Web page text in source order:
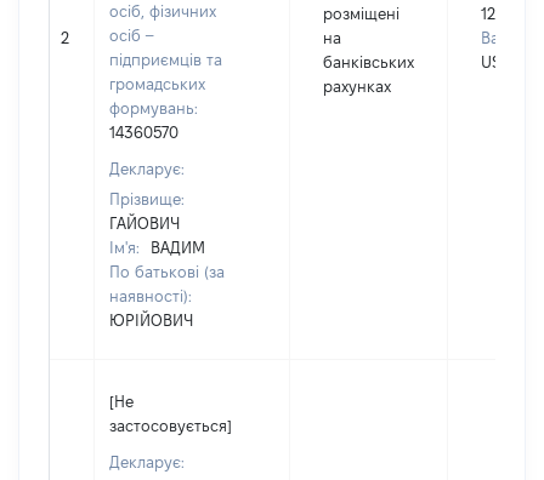
2
осіб, фізичних
осіб –
підприємців та
громадських
формувань:
14360570
Декларує:
Прізвище:
ГАЙОВИЧ
Ім'я:
ВАДИМ
По батькові (за
наявності):
ЮРІЙОВИЧ
розміщені
на
банківських
рахунках
12506
Валюта:
USD
[Не
застосовується]
Декларує: